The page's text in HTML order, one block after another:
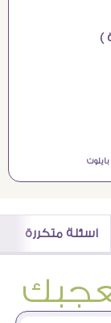
اسئلة متكررة